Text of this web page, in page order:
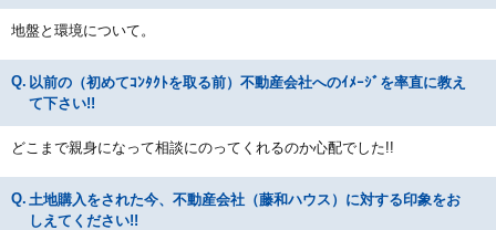
地盤と環境について。
以前の（初めてｺﾝﾀｸﾄを取る前）不動産会社へのｲﾒｰｼﾞを率直に教え
て下さい!!
どこまで親身になって相談にのってくれるのか心配でした!!
土地購入をされた今、不動産会社（藤和ハウス）に対する印象をお
しえてください!!